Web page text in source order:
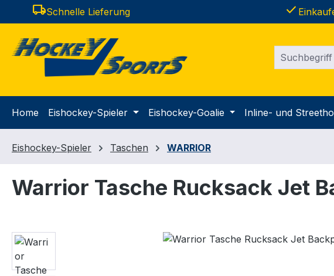
Hauptinhalt springen
Zur Suche springen
Zur Hauptnavigation springen
local_shippingSchnelle Lieferung done
Home Eishockey-Spieler Eishockey-Goalie Inline- und
Eishockey-Spieler Taschen WARRIOR
Warrior Tasche Rucksack Jet
Bildergalerie überspringen